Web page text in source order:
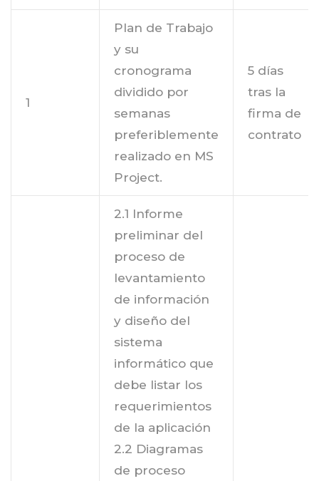
1
Plan de Trabajo
y su
cronograma
dividido por
semanas
preferiblemente
realizado en MS
Project.
5 días
tras la
firma de
contrato
2.1 Informe
preliminar del
proceso de
levantamiento
de información
y diseño del
sistema
informático que
debe listar los
requerimientos
de la aplicación
2.2 Diagramas
de proceso